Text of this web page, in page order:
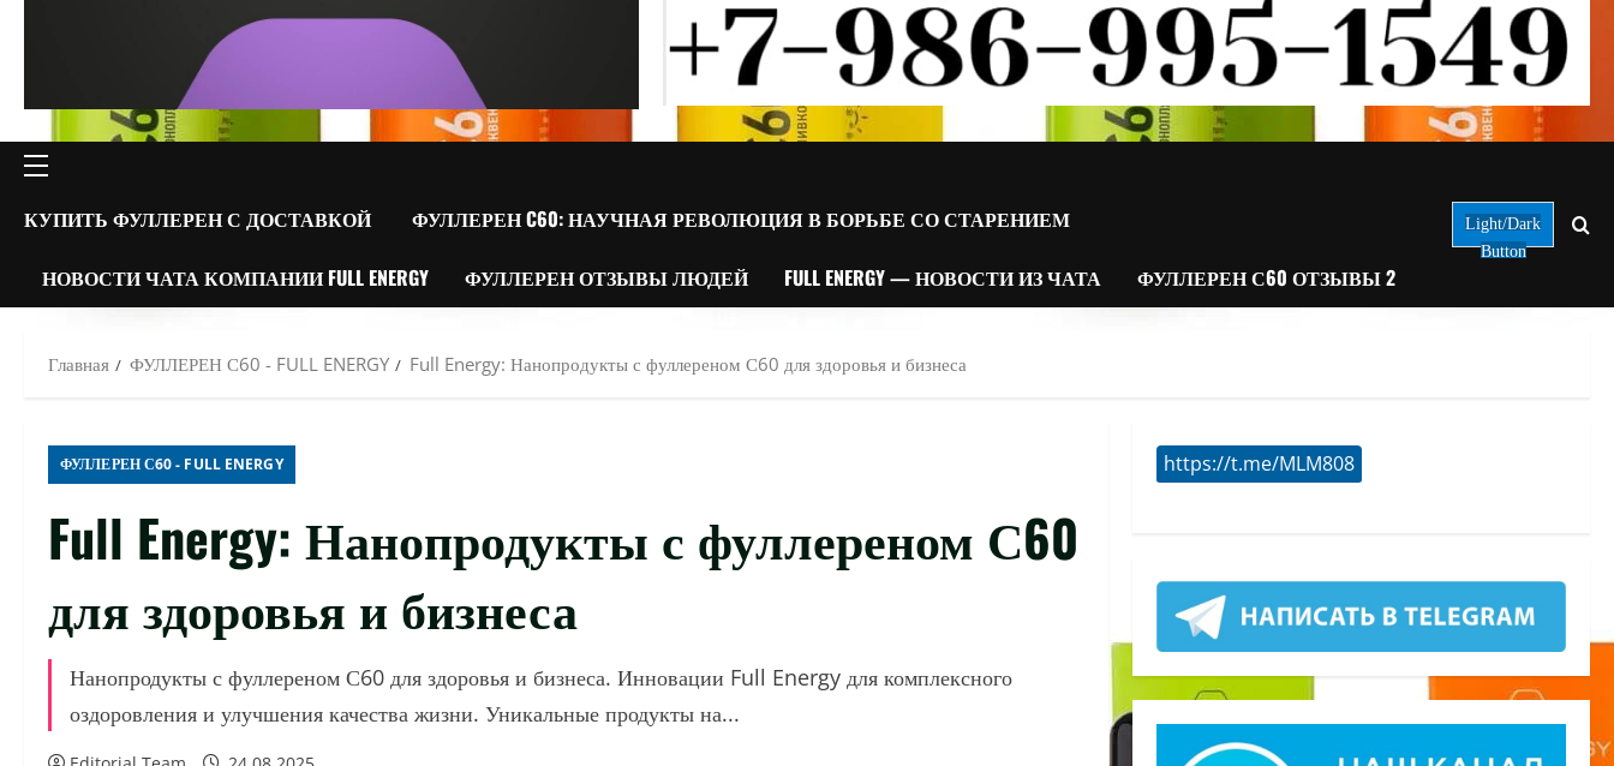
ОСНОВНОЕ
МЕНЮ
КУПИТЬ ФУЛЛЕРЕН С ДОСТАВКОЙ ФУЛЛЕРЕН C60: НАУЧНАЯ РЕВОЛЮЦИЯ В БОРЬБЕ СО СТАРЕНИЕМ
НОВОСТИ ЧАТА КОМПАНИИ FULL ENERGY ФУЛЛЕРЕН ОТЗЫВЫ ЛЮДЕЙ FULL ENERGY — НОВОСТИ ИЗ ЧАТА ФУЛЛЕРЕН С60 ОТЗЫВЫ 2
Light/Dark
Button
Главная ФУЛЛЕРЕН С60 - FULL ENERGY Full Energy: Нанопродукты с фуллереном С60 для здоровья и бизнеса
ФУЛЛЕРЕН С60 - FULL ENERGY
Full Energy: Нанопродукты с фуллереном С60
для здоровья и бизнеса
Нанопродукты с фуллереном С60 для здоровья и бизнеса. Инновации Full Energy для комплексного
оздоровления и улучшения качества жизни. Уникальные продукты на...
https://t.me/MLM808